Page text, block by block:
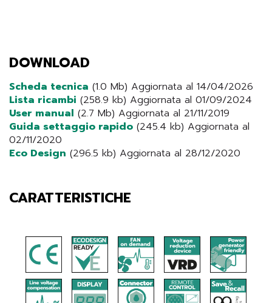
DOWNLOAD
Scheda tecnica (1.0 Mb) Aggiornata al 14/04/2026
Lista ricambi (258.9 kb) Aggiornata al 01/09/2024
User manual (2.7 Mb) Aggiornata al 21/11/2019
Guida settaggio rapido (245.4 kb) Aggiornata al
02/11/2020
Eco Design (296.5 kb) Aggiornata al 28/12/2020
CARATTERISTICHE